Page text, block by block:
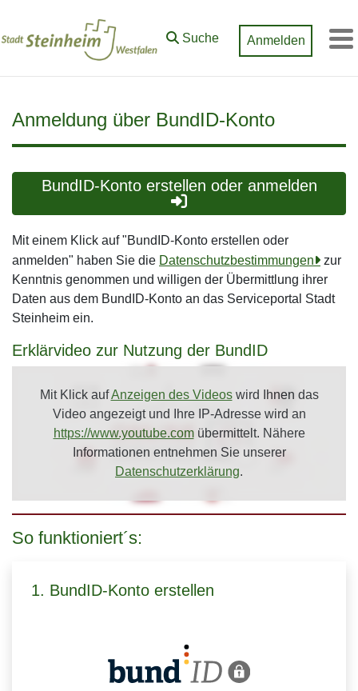
Suche Anmelden
Anmeldung über BundID-Konto
BundID-Konto erstellen oder anmelden
Mit einem Klick auf "BundID-Konto erstellen oder
anmelden" haben Sie die Datenschutzbestimmungen
zur
Kenntnis genommen und willigen der Übermittlung ihrer
Daten aus dem BundID-Konto an das Serviceportal Stadt
Steinheim ein.
Erklärvideo zur Nutzung der BundID
Mit Klick aufAnzeigen des Videoswird Ihnen das
Video angezeigt und Ihre IP-Adresse wird an
https://www.youtube.comübermittelt. Nähere
Informationen entnehmen Sie unserer
Datenschutzerklärung.
So funktioniert´s:
1. BundID-Konto erstellen